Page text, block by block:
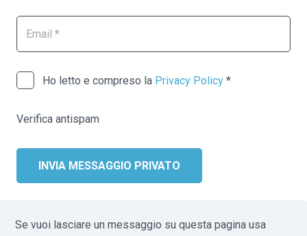
Ho letto e compreso la Privacy Policy *
Verifica antispam
INVIA MESSAGGIO PRIVATO
Se vuoi lasciare un messaggio su questa pagina usa